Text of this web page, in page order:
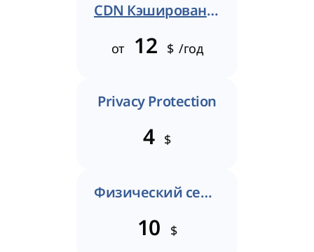
CDN Кэширование
от 12 $ /год
Privacy Protection
4 $
Физический сертификат
10 $